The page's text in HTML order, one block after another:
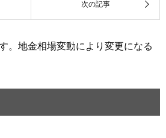
。地金相場変動により変更になる